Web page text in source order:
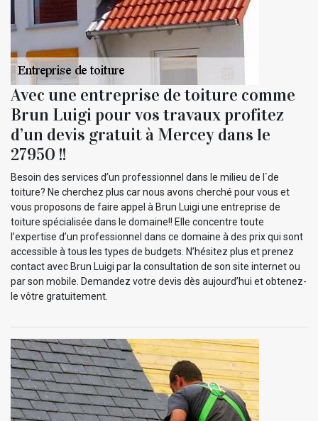
Avec une entreprise de toiture comme
Brun Luigi pour vos travaux profitez
d’un devis gratuit à Mercey dans le
27950 !!
Besoin des services d’un professionnel dans le milieu de l`de
toiture? Ne cherchez plus car nous avons cherché pour vous et
vous proposons de faire appel à Brun Luigi une entreprise de
toiture spécialisée dans le domaine!! Elle concentre toute
l’expertise d’un professionnel dans ce domaine à des prix qui sont
accessible à tous les types de budgets. N’hésitez plus et prenez
contact avec Brun Luigi par la consultation de son site internet ou
par son mobile. Demandez votre devis dès aujourd’hui et obtenez-
le vôtre gratuitement.